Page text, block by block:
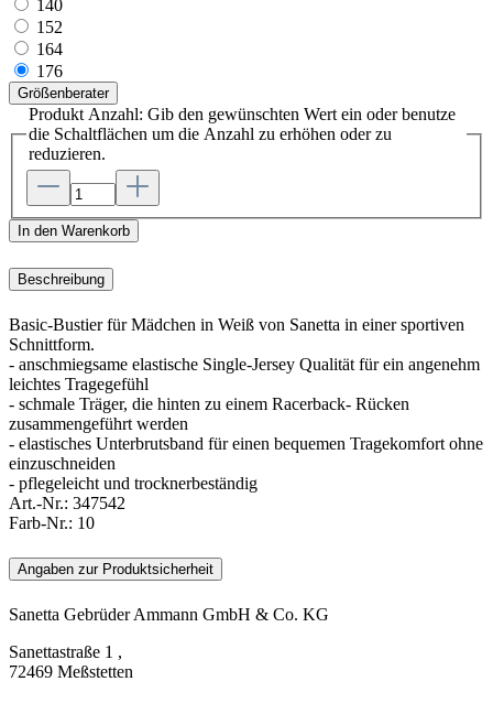
140
152
164
176
Größenberater
Produkt Anzahl: Gib den gewünschten Wert ein oder benutze
die Schaltflächen um die Anzahl zu erhöhen oder zu
reduzieren.
In den Warenkorb
Beschreibung
Basic-Bustier für Mädchen in Weiß von Sanetta in einer sportiven
Schnittform.
- anschmiegsame elastische Single-Jersey Qualität für ein angenehm
leichtes Tragegefühl
- schmale Träger, die hinten zu einem Racerback- Rücken
zusammengeführt werden
- elastisches Unterbrutsband für einen bequemen Tragekomfort ohne
einzuschneiden
- pflegeleicht und trocknerbeständig
Art.-Nr.: 347542
Farb-Nr.: 10
Angaben zur Produktsicherheit
Sanetta Gebrüder Ammann GmbH & Co. KG
Sanettastraße 1 ,
72469 Meßstetten